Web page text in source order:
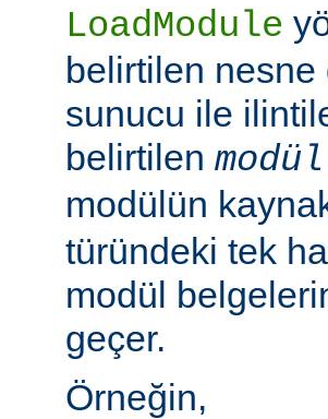
LoadModule
belirtilen nesne
sunucu ile
belirtilen modül
modülün
türündeki tek
modül
geçer.
Örneğin,